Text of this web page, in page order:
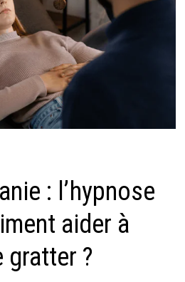
: l’hypnose
aider à
gratter ?